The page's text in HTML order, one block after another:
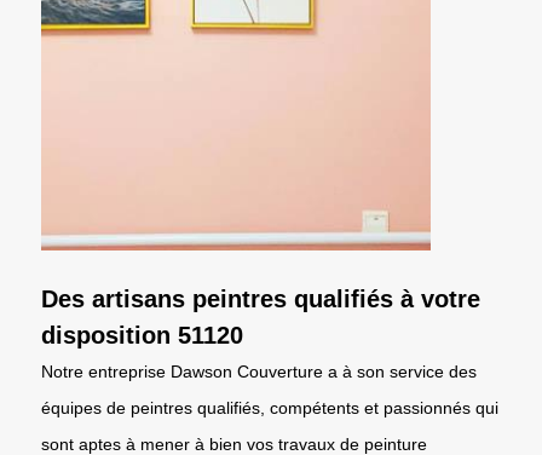
Des artisans peintres qualifiés à votre
disposition 51120
Notre entreprise Dawson Couverture a à son service des
équipes de peintres qualifiés, compétents et passionnés qui
sont aptes à mener à bien vos travaux de peinture